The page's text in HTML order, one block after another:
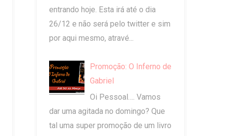
entrando hoje. Esta irá até o dia
26/12 e não será pelo twitter e sim
por aqui mesmo, atravé...
Promoção: O Inferno de
Gabriel
Oi Pessoal…. Vamos
dar uma agitada no domingo? Que
tal uma super promoção de um livro